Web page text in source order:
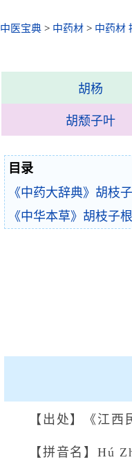
中医宝典 > 中药材 > 中药材
胡杨
胡颓子叶
目录
《中药大辞典》胡枝
《中华本草》胡枝子根
【出处】《江西
【拼音名】Hú